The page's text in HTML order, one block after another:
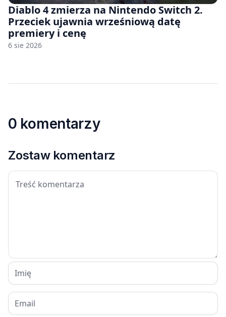
Diablo 4 zmierza na Nintendo Switch 2.
Przeciek ujawnia wrześniową datę
premiery i cenę
6 sie 2026
0 komentarzy
Zostaw komentarz